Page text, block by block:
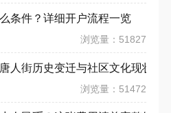
条件？详细开户流程一览
浏览量：51827
人街历史变迁与社区文化现状
浏览量：51472